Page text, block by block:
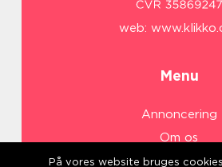
web:
Menu
Annoncering
Om os
Cookies
På vores website bruges